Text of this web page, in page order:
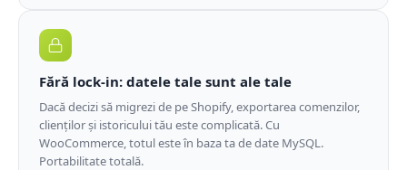
Fără lock-in: datele tale sunt ale tale
Dacă decizi să migrezi de pe Shopify, exportarea comenzilor,
clienților și istoricului tău este complicată. Cu
WooCommerce, totul este în baza ta de date MySQL.
Portabilitate totală.